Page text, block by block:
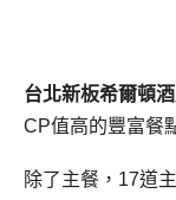
台北新板希爾頓
CP值高的豐富餐
除了主餐，17道